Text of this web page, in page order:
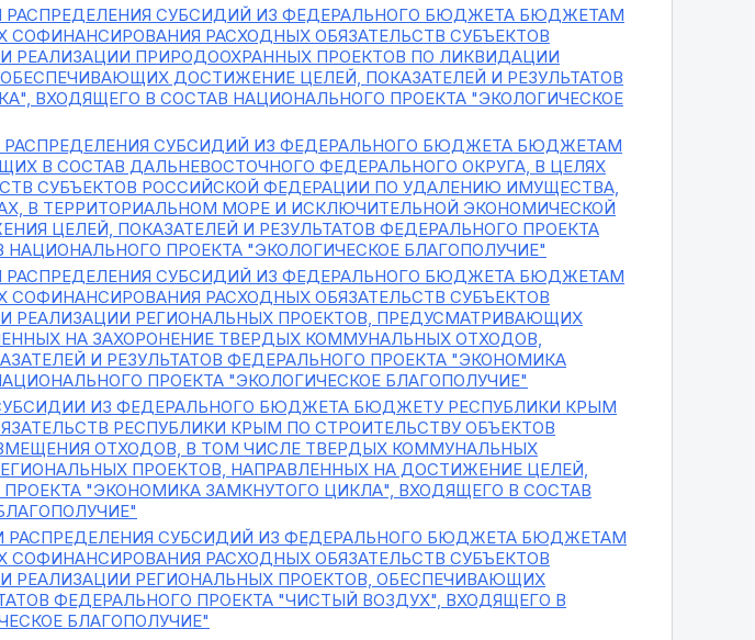
РАСПРЕДЕЛЕНИЯ СУБСИДИЙ ИЗ ФЕДЕРАЛЬНОГО БЮДЖЕТА БЮДЖЕТАМ
РАСХОДНЫХ ОБЯЗАТЕЛЬСТВ СУБЪЕКТОВ
ПРИРОДООХРАННЫХ ПРОЕКТОВ ПО ЛИКВИДАЦИИ
ДОСТИЖЕНИЕ ЦЕЛЕЙ, ПОКАЗАТЕЛЕЙ И РЕЗУЛЬТАТОВ
ВХОДЯЩЕГО В СОСТАВ НАЦИОНАЛЬНОГО ПРОЕКТА "ЭКОЛОГИЧЕСКОЕ
РАСПРЕДЕЛЕНИЯ СУБСИДИЙ ИЗ ФЕДЕРАЛЬНОГО БЮДЖЕТА БЮДЖЕТАМ
В СОСТАВ ДАЛЬНЕВОСТОЧНОГО ФЕДЕРАЛЬНОГО ОКРУГА, В ЦЕЛЯХ
СУБЪЕКТОВ РОССИЙСКОЙ ФЕДЕРАЦИИ ПО УДАЛЕНИЮ ИМУЩЕСТВА,
В ТЕРРИТОРИАЛЬНОМ МОРЕ И ИСКЛЮЧИТЕЛЬНОЙ ЭКОНОМИЧЕСКОЙ
ЦЕЛЕЙ, ПОКАЗАТЕЛЕЙ И РЕЗУЛЬТАТОВ ФЕДЕРАЛЬНОГО ПРОЕКТА
НАЦИОНАЛЬНОГО ПРОЕКТА "ЭКОЛОГИЧЕСКОЕ БЛАГОПОЛУЧИЕ"
РАСПРЕДЕЛЕНИЯ СУБСИДИЙ ИЗ ФЕДЕРАЛЬНОГО БЮДЖЕТА БЮДЖЕТАМ
РАСХОДНЫХ ОБЯЗАТЕЛЬСТВ СУБЪЕКТОВ
РЕГИОНАЛЬНЫХ ПРОЕКТОВ, ПРЕДУСМАТРИВАЮЩИХ
НА ЗАХОРОНЕНИЕ ТВЕРДЫХ КОММУНАЛЬНЫХ ОТХОДОВ,
И РЕЗУЛЬТАТОВ ФЕДЕРАЛЬНОГО ПРОЕКТА "ЭКОНОМИКА
ПРОЕКТА "ЭКОЛОГИЧЕСКОЕ БЛАГОПОЛУЧИЕ"
ИЗ ФЕДЕРАЛЬНОГО БЮДЖЕТА БЮДЖЕТУ РЕСПУБЛИКИ КРЫМ
РЕСПУБЛИКИ КРЫМ ПО СТРОИТЕЛЬСТВУ ОБЪЕКТОВ
ОТХОДОВ, В ТОМ ЧИСЛЕ ТВЕРДЫХ КОММУНАЛЬНЫХ
ПРОЕКТОВ, НАПРАВЛЕННЫХ НА ДОСТИЖЕНИЕ ЦЕЛЕЙ,
"ЭКОНОМИКА ЗАМКНУТОГО ЦИКЛА", ВХОДЯЩЕГО В СОСТАВ
РАСПРЕДЕЛЕНИЯ СУБСИДИЙ ИЗ ФЕДЕРАЛЬНОГО БЮДЖЕТА БЮДЖЕТАМ
РАСХОДНЫХ ОБЯЗАТЕЛЬСТВ СУБЪЕКТОВ
РЕГИОНАЛЬНЫХ ПРОЕКТОВ, ОБЕСПЕЧИВАЮЩИХ
ФЕДЕРАЛЬНОГО ПРОЕКТА "ЧИСТЫЙ ВОЗДУХ", ВХОДЯЩЕГО В
БЛАГОПОЛУЧИЕ"